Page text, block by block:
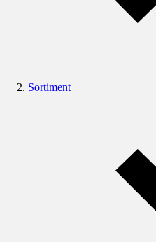
Sortiment